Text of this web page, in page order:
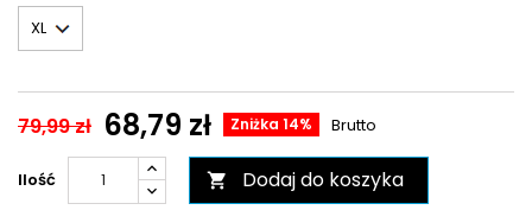
79,99 zł 68,79 zł Zniżka 14% Brutto
Ilość  Dodaj do koszyka